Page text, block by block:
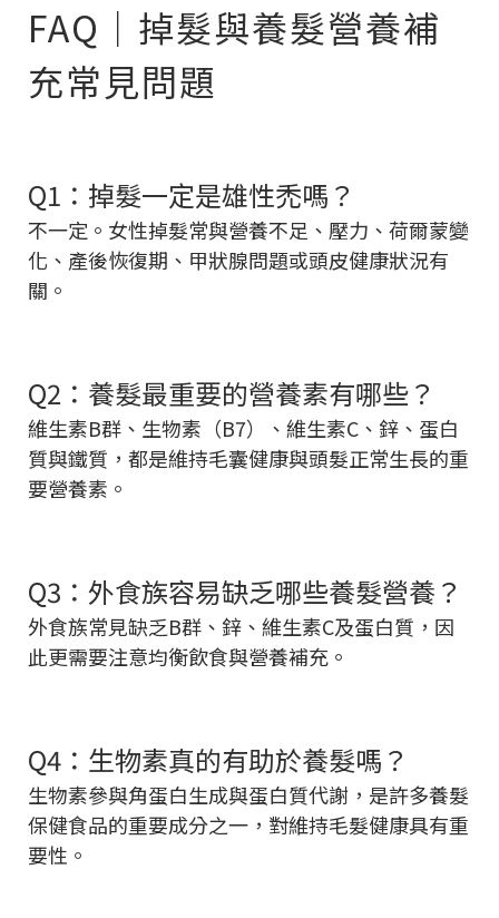
FAQ｜掉髮與養髮營養補
充常見問題
Q1：掉髮一定是雄性禿嗎？
不一定。女性掉髮常與營養不足、壓力、荷爾蒙變
化、產後恢復期、甲狀腺問題或頭皮健康狀況有
關。
Q2：養髮最重要的營養素有哪些？
維生素B群、生物素（B7）、維生素C、鋅、蛋白
質與鐵質，都是維持毛囊健康與頭髮正常生長的重
要營養素。
Q3：外食族容易缺乏哪些養髮營養？
外食族常見缺乏B群、鋅、維生素C及蛋白質，因
此更需要注意均衡飲食與營養補充。
Q4：生物素真的有助於養髮嗎？
生物素參與角蛋白生成與蛋白質代謝，是許多養髮
保健食品的重要成分之一，對維持毛髮健康具有重
要性。